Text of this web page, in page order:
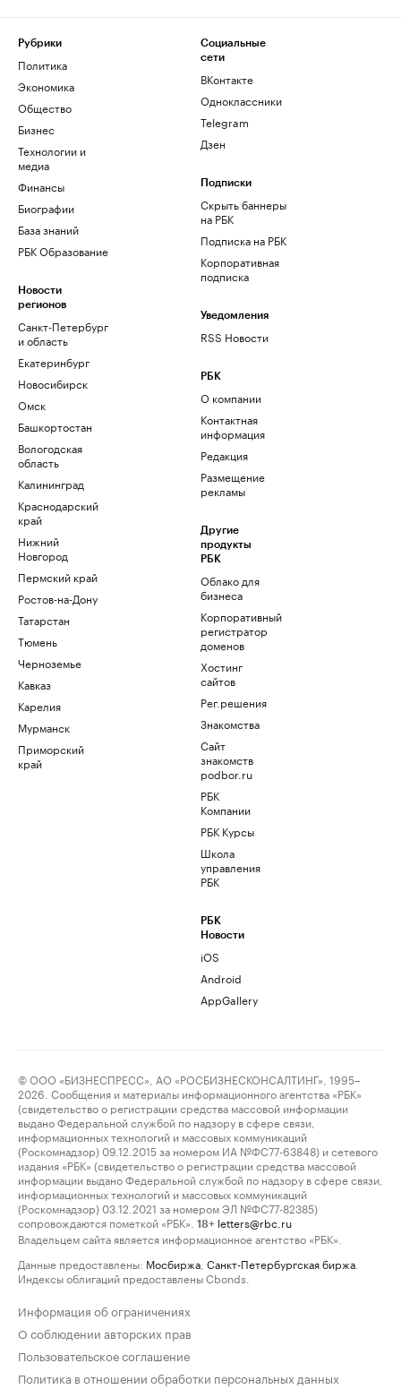
Рубрики
Политика
Экономика
Общество
Бизнес
Технологии и
медиа
Финансы
Биографии
База знаний
РБК Образование
Новости
регионов
Санкт-Петербург
и область
Екатеринбург
Новосибирск
Омск
Башкортостан
Вологодская
область
Калининград
Краснодарский
край
Нижний
Новгород
Пермский край
Ростов-на-Дону
Татарстан
Тюмень
Черноземье
Кавказ
Карелия
Мурманск
Приморский
край
Социальные
сети
ВКонтакте
Одноклассники
Telegram
Дзен
Подписки
Скрыть баннеры
на РБК
Подписка на РБК
Корпоративная
подписка
Уведомления
RSS Новости
РБК
О компании
Контактная
информация
Редакция
Размещение
рекламы
Другие
продукты
РБК
Облако для
бизнеса
Корпоративный
регистратор
доменов
Хостинг
сайтов
Рег.решения
Знакомства
Сайт
знакомств
podbor.ru
РБК
Компании
РБК Курсы
Школа
управления
РБК
РБК
Новости
iOS
Android
AppGallery
© ООО «БИЗНЕСПРЕСС», АО «РОСБИЗНЕСКОНСАЛТИНГ», 1995–
2026. Сообщения и материалы информационного агентства «РБК»
(свидетельство о регистрации средства массовой информации
выдано Федеральной службой по надзору в сфере связи,
информационных технологий и массовых коммуникаций
(Роскомнадзор) 09.12.2015 за номером ИА №ФС77-63848) и сетевого
издания «РБК» (свидетельство о регистрации средства массовой
информации выдано Федеральной службой по надзору в сфере связи,
информационных технологий и массовых коммуникаций
(Роскомнадзор) 03.12.2021 за номером ЭЛ №ФС77-82385)
сопровождаются пометкой «РБК».
18+ letters@rbc.ru
Владельцем сайта является информационное агентство «РБК».
Данные предоставлены: Мосбиржа Санкт-Петербургская биржа
Индексы облигаций предоставлены Cbonds.
Информация об ограничениях
О соблюдении авторских прав
Пользовательское соглашение
Политика в отношении обработки персональных данных